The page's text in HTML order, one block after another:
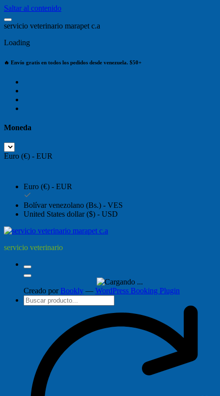
Saltar al contenido
servicio veterinario marapet c.a
Loading
🔥 Envío gratis en todos los pedidos desde venezuela. $50+
Moneda
Euro (€) - EUR
Euro (€) - EUR
Bolívar venezolano (Bs.) - VES
United States dollar ($) - USD
servicio veterinario
Creado por Bookly — WordPress Booking Plugin